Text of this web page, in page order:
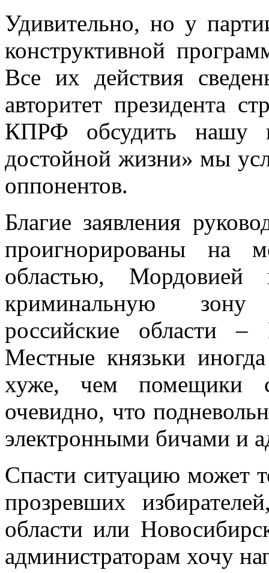
Удивительно, но у
конструктивной
Все их действия
авторитет президента
КПРФ обсудить нашу
достойной жизни» мы
оппонентов.
Благие заявления
проигнорированы на
областью,
криминальную
российские области –
Местные князьки
хуже, чем помещики
очевидно, что
электронными бичами и
Спасти ситуацию может
прозревших
области или
администраторам хочу